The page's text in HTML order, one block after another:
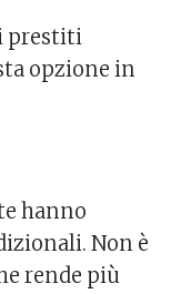
prestiti
opzione in
hanno
Non è
rende più